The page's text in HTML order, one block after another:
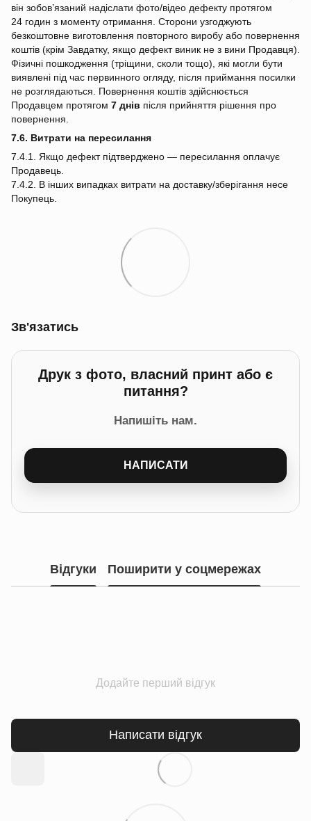
він зобов’язаний надіслати фото/відео дефекту протягом
24 годин з моменту отримання. Сторони узгоджують
безкоштовне виготовлення повторного виробу або повернення
коштів (крім Завдатку, якщо дефект виник не з вини Продавця).
Фізичні пошкодження (тріщини, сколи тощо), які могли бути
виявлені під час первинного огляду, після приймання посилки
не розглядаються. Повернення коштів здійснюється
Продавцем протягом 7 днів після прийняття рішення про
повернення.
7.6. Витрати на пересилання
7.4.1. Якщо дефект підтверджено — пересилання оплачує
Продавець.
7.4.2. В інших випадках витрати на доставку/зберігання несе
Покупець.
Зв'язатись
Друк з фото, власний принт або є
питання?
Напишіть нам.
НАПИСАТИ
Відгуки Поширити у соцмережах
Додайте перший відгук
Написати відгук